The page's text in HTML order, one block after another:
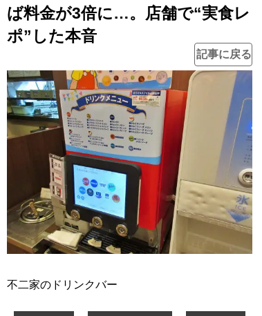
ば料金が3倍に…。店舗で“実食レ
ポ”した本音
記事に戻る
不二家のドリンクバー